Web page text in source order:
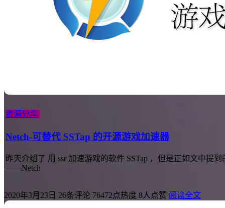
资源分享
Netch-可替代 SSTap 的开源游戏加速器
昨天介绍了 用 ssr 加速游戏的软件 SSTap ，但是正如文中提
——Netch
2020年3月23日 26条评论 76472点热度 8人点赞 阅读全文